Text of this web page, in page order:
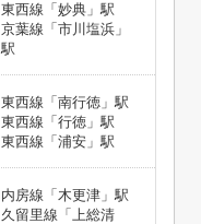
東西線「妙典」駅
京葉線「市川塩浜」
駅
東西線「南行徳」駅
東西線「行徳」駅
東西線「浦安」駅
内房線「木更津」駅
久留里線「上総清